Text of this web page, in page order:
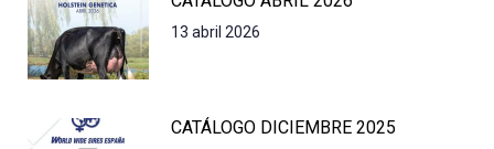
13 abril 2026
CATÁLOGO DICIEMBRE 2025